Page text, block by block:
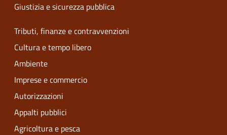
Giustizia e sicurezza pubblica
Tributi, finanze e contravvenzioni
Cultura e tempo libero
Ambiente
Imprese e commercio
Autorizzazioni
Appalti pubblici
Agricoltura e pesca